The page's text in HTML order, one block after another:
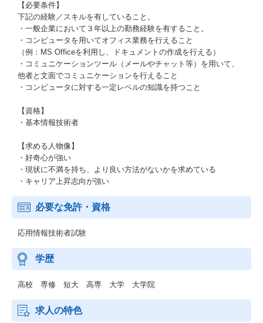
【必要条件】
下記の経験／スキルを有していること。
・一般企業において３年以上の勤務経験を有すること。
・コンピュータを用いてオフィス業務を行えること
（例：MS Officeを利用し、ドキュメントの作成を行える）
・コミュニケーションツール（メールやチャット等）を用いて、
他者と文面でコミュニケーションを行えること
・コンピュータに対する一定レベルの知識を持つこと
【資格】
・基本情報技術者
【求める人物像】
・好奇心が強い
・現状に不満を持ち、より良い方法がないかを求めている
・キャリア上昇志向が強い
必要な免許・資格
応用情報技術者試験
学歴
高校 専修 短大 高専 大学 大学院
求人の特色